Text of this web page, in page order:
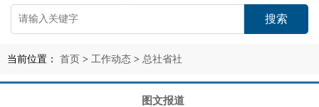
搜索
当前位置： 首页 > 工作动态 > 总社省社
图文报道